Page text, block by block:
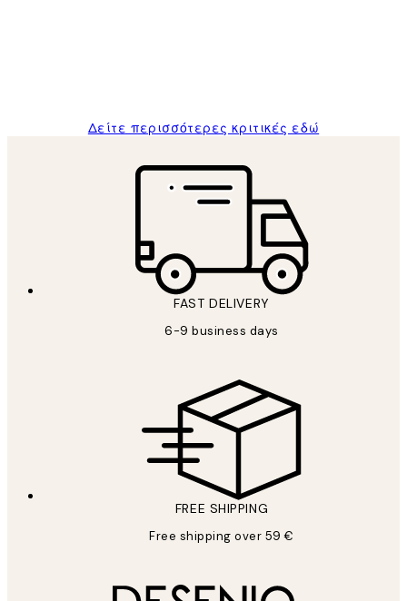
Δείτε περισσότερες κριτικές εδώ
FAST DELIVERY
6-9 business days
FREE SHIPPING
Free shipping over 59 €